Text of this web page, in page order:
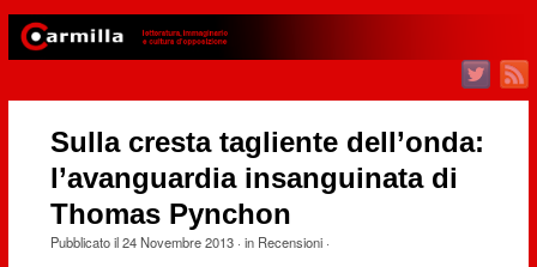
Sulla cresta tagliente dell’onda:
l’avanguardia insanguinata di
Thomas Pynchon
Pubblicato il24 Novembre 2013· in Recensioni·